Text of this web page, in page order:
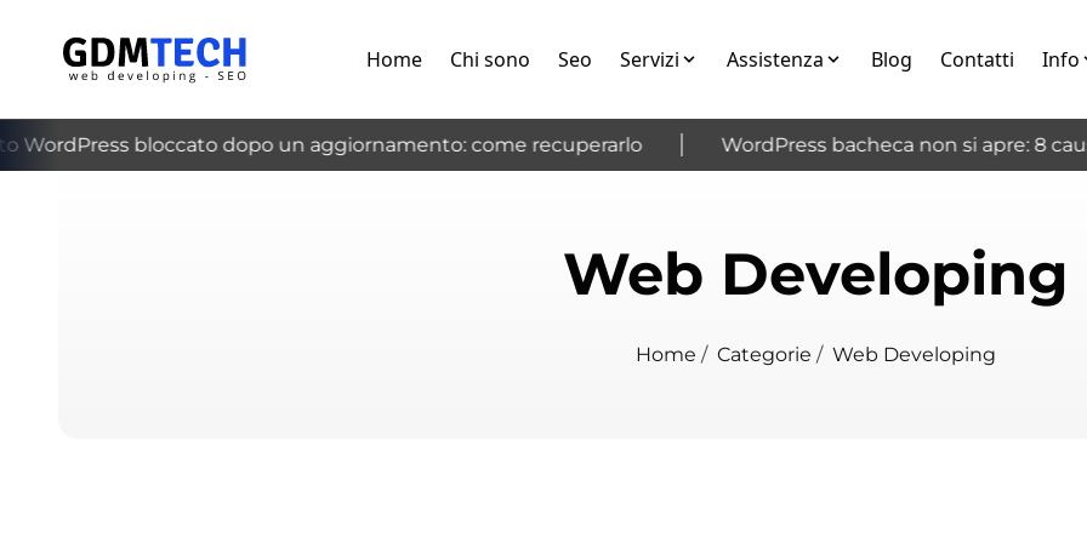
Home Chi sono Seo Servizi Assistenza Blog Contatti Info
bloccato dopo un aggiornamento: come recuperarlo WordPress bacheca non si apre: 8
‹
Web Developing
Home / Categorie / Web Developing